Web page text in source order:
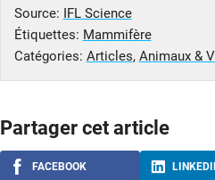
Source: IFL Science
Étiquettes: Mammifère
Catégories: Articles, Animaux &
Partager cet article
FACEBOOK